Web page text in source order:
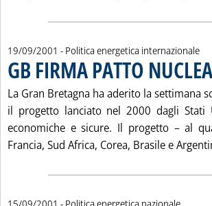
19/09/2001 - Politica energetica internazionale
GB FIRMA PATTO
La Gran Bretagna ha aderito la settimana
il progetto lanciato nel 2000 dagli
economiche e sicure. Il progetto – al
Francia, Sud Africa, Corea, Brasile e